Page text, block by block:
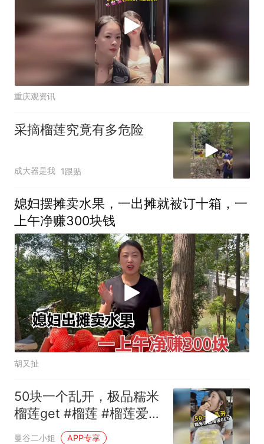
重庆观资讯
采摘榴莲究竟有多危险
成大器是我 1跟贴
媳妇摆摊卖水果，一出摊就被订十箱，一
上午净赚300块钱
胡又扯
50块一个乱开，极品糯米
榴莲get #榴莲 #榴莲爱好
者 #泰国 #泰国美食
曼谷二小姐 APP专享